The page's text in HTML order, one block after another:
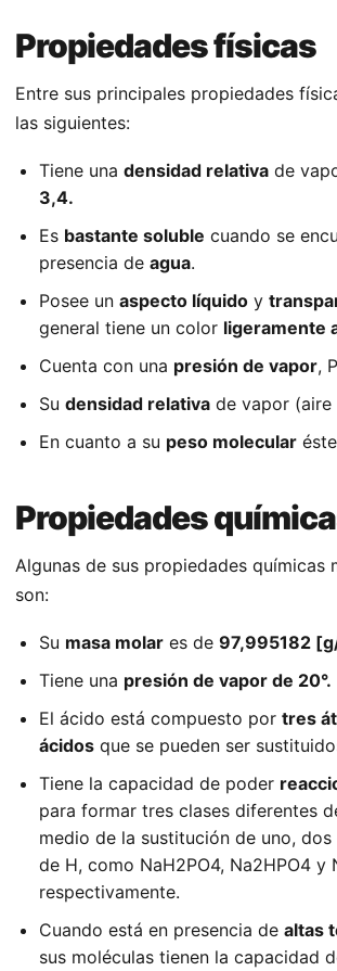
Propiedades físicas
Entre sus principales propiedades
las siguientes:
Tiene una densidad relativa de
3,4.
Es bastante soluble cuando se
presencia de agua.
Posee un aspecto líquido y
general tiene un color ligeramente
Cuenta con una presión de vapor,
Su densidad relativa de vapor (aire
En cuanto a su peso molecular
Propiedades
Algunas de sus propiedades químicas
son:
Su masa molar es de 97,995182
Tiene una presión de vapor de 20°.
El ácido está compuesto por tres
ácidos que se pueden ser
Tiene la capacidad de poder
para formar tres clases diferentes
medio de la sustitución de uno,
de H, como NaH2PO4, Na2HPO4 y
respectivamente.
Cuando está en presencia de altas
sus moléculas tienen la capacidad